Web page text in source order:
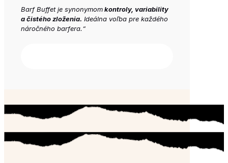
Barf Buffet je synonymomkontroly, variability
a čistého zloženia. Ideálna voľba pre každého
náročného barfera.“